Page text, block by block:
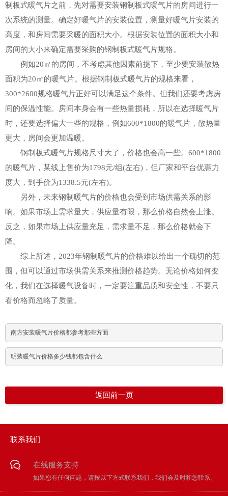
制板式暖气片之前，先对需要安装钢制板式暖气片的房间进行一
次系统的测量。确定好暖气片的安装位置，测量好暖气片安装的
高度，和房间需要采暖的面积大小。根据安装位置的面积大小和
房间的大小来确定需要采购的钢制板式暖气片规格。
例如20㎡的房间，不考虑其他因素前提下，至少要安装散热
面积为20㎡的暖气片。根据钢制板式暖气片的规格来看，
300*2600规格暖气片正好可以满足这个条件。但我们还要考虑房
间的保温性能。房间本身会有一些热量损耗，所以在选择暖气片
时，还要选择偏大一些的规格，例如600*1800的暖气片，散热量
更大，房间会更加温暖。
钢制板式暖气片规格尺寸大了，价格也会高一些。600*1800
的暖气片，某线上售价为1798元/组(左右)，但厂家和平台优惠力
度大，到手价为1338.5元(左右)。
另外，未来钢制暖气片的价格也会受到市场供需关系的影
响。如果市场上需求量大，供应量有限，那么价格自然会上涨。
反之，如果市场上供应量充足，需求量不足，那么价格就会下
降。
综上所述，2023年钢制暖气片的价格难以给出一个确切的范
围，但可以通过市场供需关系来推测价格趋势。无论价格如何变
化，我们在选择暖气设备时，一定要注重品质和安全性，不要只
看价格而忽略了质量。
南方安装暖气片价格都参考那些方面
明装暖气片价格多少钱都包含什么
返回前一页
联系我们
在线服务支持
如果您有任何问题，请按以下方式联系我们，我们会及时和您联系。